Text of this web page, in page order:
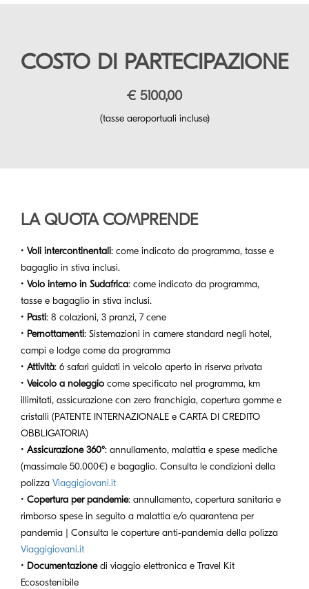
COSTO DI PARTECIPAZIONE
€ 5100,00
(tasse aeroportuali incluse)
LA QUOTA COMPRENDE
• Voli intercontinentali: come indicato da programma, tasse e
bagaglio in stiva inclusi.
• Volo interno in Sudafrica: come indicato da programma,
tasse e bagaglio in stiva inclusi.
• Pasti: 8 colazioni, 3 pranzi, 7 cene
• Pernottamenti: Sistemazioni in camere standard negli hotel,
campi e lodge come da programma
• Attività: 6 safari guidati in veicolo aperto in riserva privata
• Veicolo a noleggio come specificato nel programma, km
illimitati, assicurazione con zero franchigia, copertura gomme e
cristalli (PATENTE INTERNAZIONALE e CARTA DI CREDITO
OBBLIGATORIA)
• Assicurazione 360°: annullamento, malattia e spese mediche
(massimale 50.000€) e bagaglio. Consulta le condizioni della
polizza Viaggigiovani.it
• Copertura per pandemie: annullamento, copertura sanitaria e
rimborso spese in seguito a malattia e/o quarantena per
pandemia | Consulta le coperture anti-pandemia della polizza
Viaggigiovani.it
• Documentazionedi viaggio elettronica e Travel Kit
Ecosostenibile